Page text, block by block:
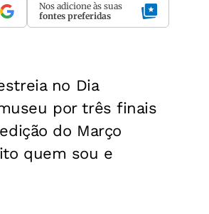
Nos adicione às suas
fontes preferidas
no Dia
por três finais
do Março
quem sou e